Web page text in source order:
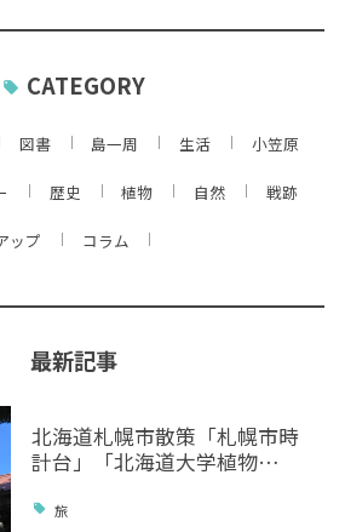
CATEGORY
図書 島一周 生活 小笠原
歴史 植物 自然 戦跡
ップ コラム
最新記事
北海道札幌市散策「札幌市時
計台」「北海道大学植物…
旅